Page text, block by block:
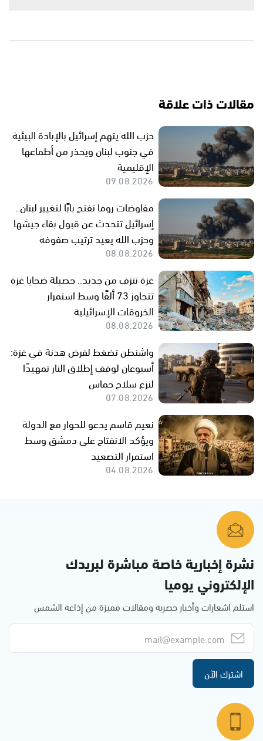
مقالات ذات علاقة
حزب الله يتهم إسرائيل بالإبادة البيئية
في جنوب لبنان ويحذر من أطماعها
الإقليمية
09.08.2026
مفاوضات روما تفتح بابًا لتغيير لبنان..
إسرائيل تتحدث عن قبول بقاء جيشها
وحزب الله يعيد ترتيب صفوفه
08.08.2026
غزة تنزف من جديد.. حصيلة ضحايا غزة
تتجاوز 73 ألفًا وسط استمرار
الخروقات الإسرائيلية
08.08.2026
واشنطن تضغط لفرض هدنة في غزة:
أسبوعان لوقف إطلاق النار تمهيدًا
لنزع سلاح حماس
07.08.2026
نعيم قاسم يدعو للحوار مع الدولة
ويؤكد الانفتاح على دمشق وسط
استمرار التصعيد
04.08.2026
نشرة إخبارية خاصة مباشرة لبريدك
الإلكتروني يوميا
استلم اشعارات وأخبار حصرية ومقالات مميزة من إذاعة الشمس
اشترك الآن